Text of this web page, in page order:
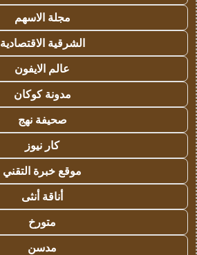
مجلة الاسهم
الشرقية الاقتصادية
عالم الايفون
مدونة كوكان
صحيفة نهج
كار نيوز
موقع خبرة التقني
أناقة أنثى
متورخ
مدسن